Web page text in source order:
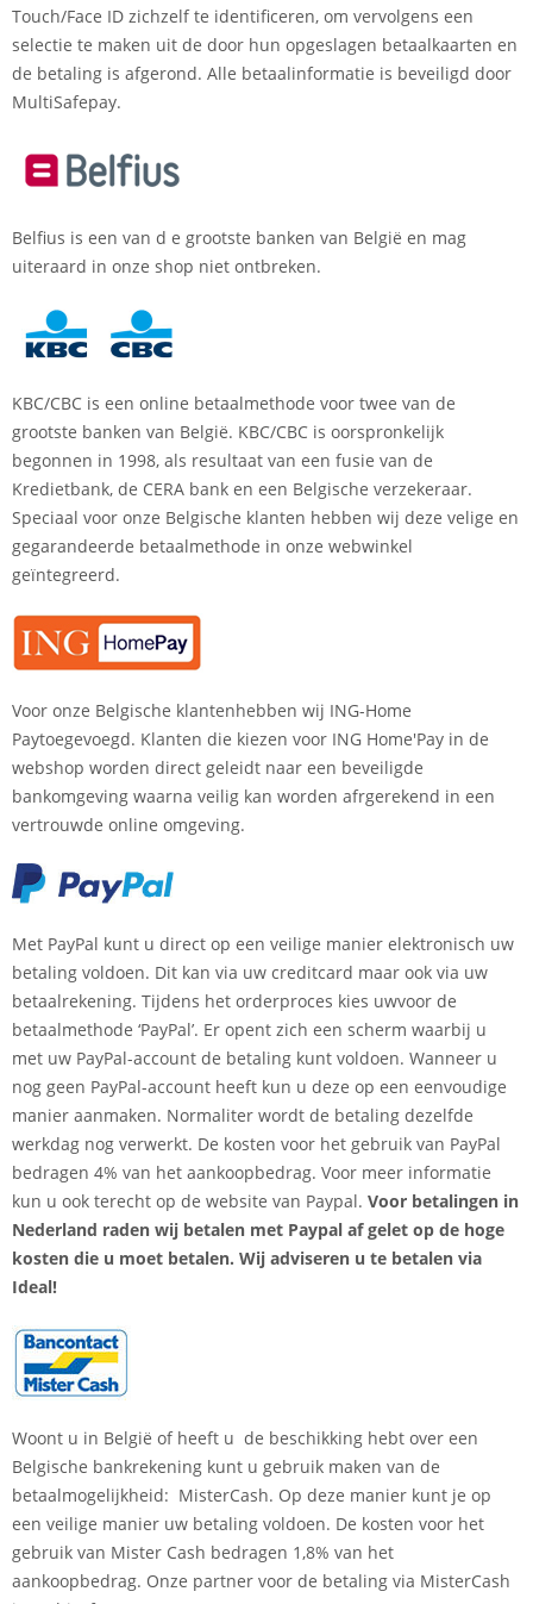
Touch/Face ID zichzelf te identificeren, om vervolgens een
selectie te maken uit de door hun opgeslagen betaalkaarten en
de betaling is afgerond. Alle betaalinformatie is beveiligd door
MultiSafepay.
Belfius is een van d e grootste banken van België en mag
uiteraard in onze shop niet ontbreken.
KBC/CBC is een online betaalmethode voor twee van de
grootste banken van België. KBC/CBC is oorspronkelijk
begonnen in 1998, als resultaat van een fusie van de
Kredietbank, de CERA bank en een Belgische verzekeraar.
Speciaal voor onze Belgische klanten hebben wij deze velige en
gegarandeerde betaalmethode in onze webwinkel
geïntegreerd.
Voor onze Belgische klantenhebben wij ING-Home
Paytoegevoegd. Klanten die kiezen voor ING Home'Pay in de
webshop worden direct geleidt naar een beveiligde
bankomgeving waarna veilig kan worden afrgerekend in een
vertrouwde online omgeving.
Met PayPal kunt u direct op een veilige manier elektronisch uw
betaling voldoen. Dit kan via uw creditcard maar ook via uw
betaalrekening. Tijdens het orderproces kies uwvoor de
betaalmethode ‘PayPal’. Er opent zich een scherm waarbij u
met uw PayPal-account de betaling kunt voldoen. Wanneer u
nog geen PayPal-account heeft kun u deze op een eenvoudige
manier aanmaken. Normaliter wordt de betaling dezelfde
werkdag nog verwerkt. De kosten voor het gebruik van PayPal
bedragen 4% van het aankoopbedrag. Voor meer informatie
kun u ook terecht op de website van Paypal. Voor betalingen in
Nederland raden wij betalen met Paypal af gelet op de hoge
kosten die u moet betalen. Wij adviseren u te betalen via
Ideal!
Woont u in België of heeft u de beschikking hebt over een
Belgische bankrekening kunt u gebruik maken van de
betaalmogelijkheid: MisterCash. Op deze manier kunt je op
een veilige manier uw betaling voldoen. De kosten voor het
gebruik van Mister Cash bedragen 1,8% van het
aankoopbedrag. Onze partner voor de betaling via MisterCash